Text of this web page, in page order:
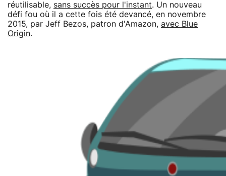
réutilisable, sans succès pour l'instant. Un nouveau
défi fou où il a cette fois été devancé, en novembre
2015, par Jeff Bezos, patron d'Amazon, avec Blue
Origin.